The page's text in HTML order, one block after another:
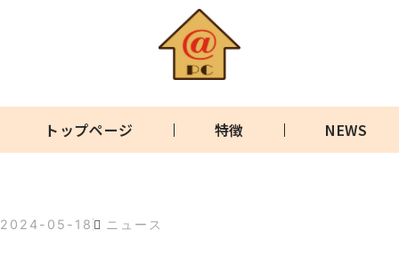
トップページ 特徴 NEWS
2024-05-18 ニュース